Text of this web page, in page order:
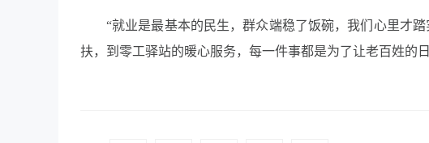
“就业是最基本的民生，群众端稳了饭碗，我们心里才
扶，到零工驿站的暖心服务，每一件事都是为了让老百姓的